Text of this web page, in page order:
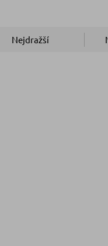
Nejdražší